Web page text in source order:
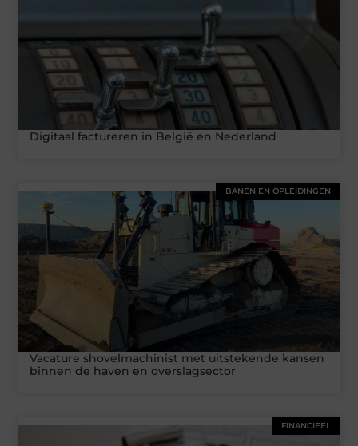
Digitaal factureren in België en Nederland
BANEN EN OPLEIDINGEN
Vacature shovelmachinist met uitstekende kansen
binnen de haven en overslagsector
FINANCIEEL